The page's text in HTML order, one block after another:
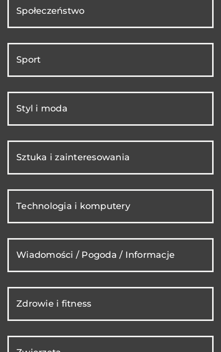
Społeczeństwo
Sport
Styl i moda
Sztuka i zainteresowania
Technologia i komputery
Wiadomości / Pogoda / Informacje
Zdrowie i fitness